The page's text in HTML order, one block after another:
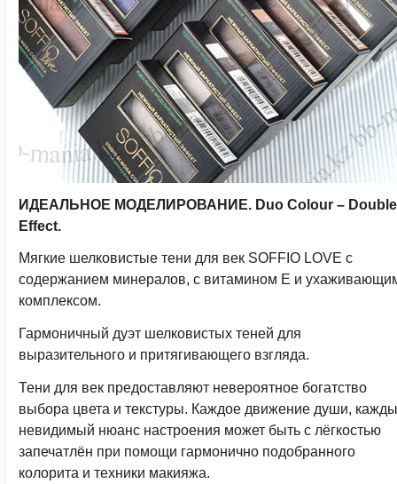
ИДЕАЛЬНОЕ МОДЕЛИРОВАНИЕ. Duo Colour – Double
Effect.
Мягкие шелковистые тени для век SOFFIO LOVE с
содержанием минералов, с витамином Е и
комплексом.
Гармоничный дуэт шелковистых теней для
выразительного и притягивающего взгляда.
Тени для век предоставляют невероятное богатство
выбора цвета и текстуры. Каждое движение души,
невидимый нюанс настроения может быть с лёгкостью
запечатлён при помощи гармонично подобранного
колорита и техники макияжа.